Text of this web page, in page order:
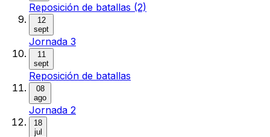
Reposición de batallas (2)
12
sept
Jornada 3
11
sept
Reposición de batallas
08
ago
Jornada 2
18
jul